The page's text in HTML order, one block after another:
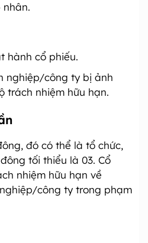
nhân.
hành cổ phiếu.
nghiệp/công ty bị ảnh
trách nhiệm hữu hạn.
đó có thể là tổ chức,
tối thiểu là 03. Cổ
nhiệm hữu hạn về
công ty trong phạm